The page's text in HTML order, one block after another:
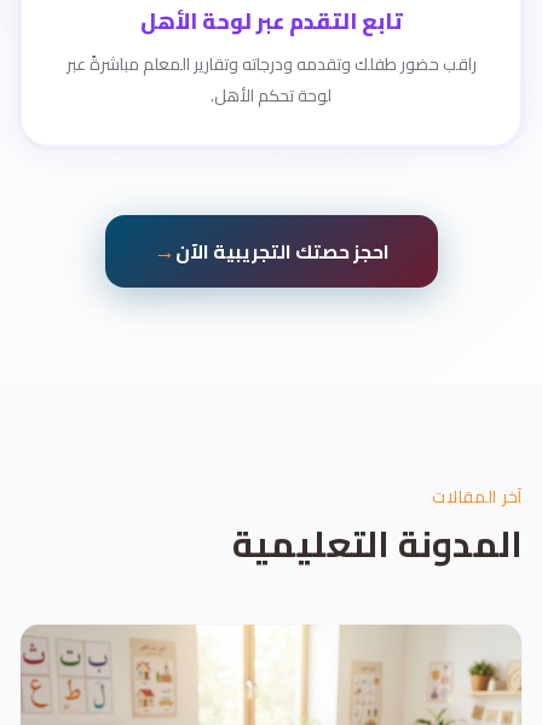
تابع التقدم عبر لوحة الأهل
راقب حضور طفلك وتقدمه ودرجاته وتقارير المعلم مباشرةً عبر
لوحة تحكم الأهل.
احجز حصتك التجريبية الآن→
آخر المقالات
المدونة التعليمية